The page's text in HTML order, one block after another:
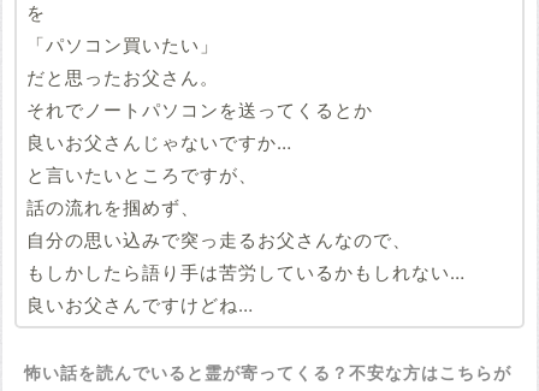
を
「パソコン買いたい」
だと思ったお父さん。
それでノートパソコンを送ってくるとか
良いお父さんじゃないですか…
と言いたいところですが、
話の流れを掴めず、
自分の思い込みで突っ走るお父さんなので、
もしかしたら語り手は苦労しているかもしれない…
良いお父さんですけどね…
怖い話を読んでいると霊が寄ってくる？不安な方はこちらが